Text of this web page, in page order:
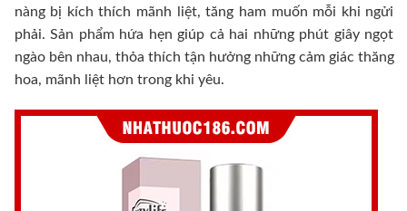
nàng bị kích thích mãnh liệt, tăng ham muốn mỗi khi ngửi
phải. Sản phẩm hứa hẹn giúp cả hai những phút giây ngọt
ngào bên nhau, thỏa thích tận hưởng những cảm giác thăng
hoa, mãnh liệt hơn trong khi yêu.